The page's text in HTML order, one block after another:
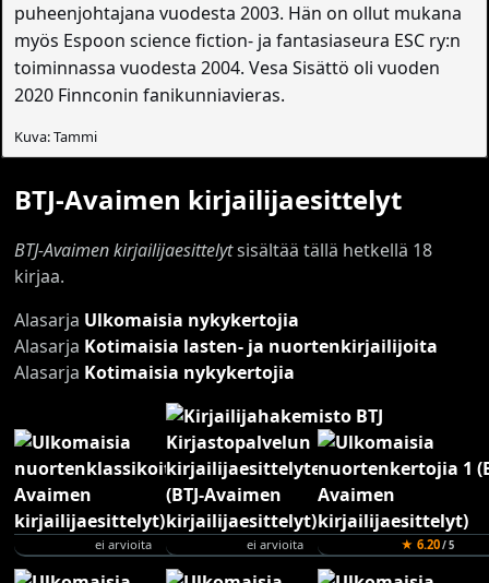
puheenjohtajana vuodesta 2003. Hän on ollut mukana
myös Espoon science fiction- ja fantasiaseura ESC ry:n
toiminnassa vuodesta 2004. Vesa Sisättö oli vuoden
2020 Finnconin fanikunniavieras.
Kuva: Tammi
BTJ-Avaimen kirjailijaesittelyt
BTJ-Avaimen kirjailijaesittelytsisältää tällä hetkellä 18
kirjaa.
Alasarja Ulkomaisia nykykertojia
Alasarja Kotimaisia lasten- ja nuortenkirjailijoita
Alasarja Kotimaisia nykykertojia
ei arvioita ei arvioita ★ 6.20/ 5